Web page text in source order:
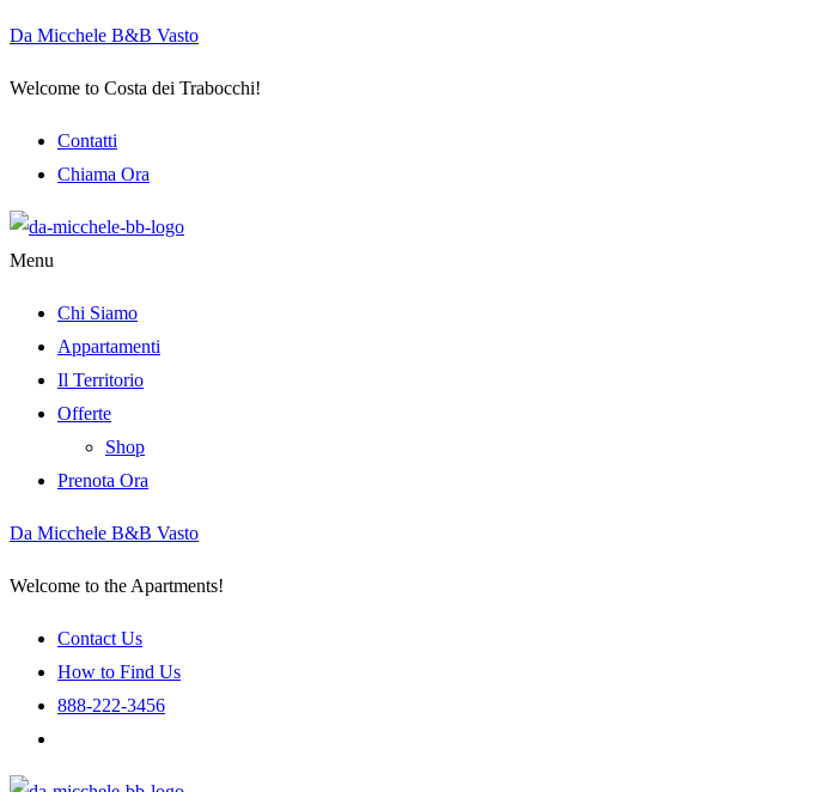
Da Micchele B&B Vasto
Welcome to Costa dei Trabocchi!
Contatti
Chiama Ora
Menu
Chi Siamo
Appartamenti
Il Territorio
Offerte
Shop
Prenota Ora
Da Micchele B&B Vasto
Welcome to the Apartments!
Contact Us
How to Find Us
888-222-3456